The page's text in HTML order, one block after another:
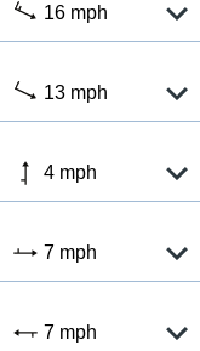
16 mph
13 mph
4 mph
7 mph
7 mph